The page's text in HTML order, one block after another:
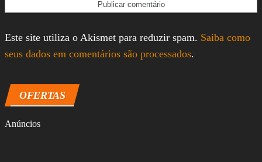
Este site utiliza o Akismet para reduzir spam. Saiba como
seus dados em comentários são processados.
OFERTAS
Anúncios